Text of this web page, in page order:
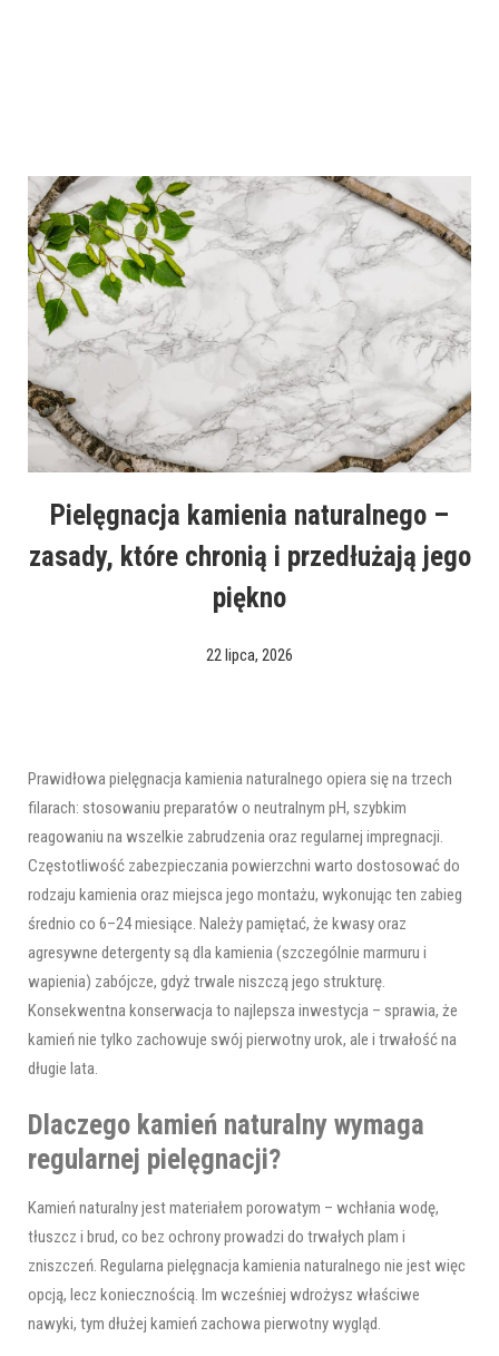
Pielęgnacja kamienia naturalnego –
zasady, które chronią i przedłużają jego
piękno
22 lipca, 2026
Prawidłowa pielęgnacja kamienia naturalnego opiera się na trzech
filarach: stosowaniu preparatów o neutralnym pH, szybkim
reagowaniu na wszelkie zabrudzenia oraz regularnej impregnacji.
Częstotliwość zabezpieczania powierzchni warto dostosować do
rodzaju kamienia oraz miejsca jego montażu, wykonując ten zabieg
średnio co 6–24 miesiące. Należy pamiętać, że kwasy oraz
agresywne detergenty są dla kamienia (szczególnie marmuru i
wapienia) zabójcze, gdyż trwale niszczą jego strukturę.
Konsekwentna konserwacja to najlepsza inwestycja – sprawia, że
kamień nie tylko zachowuje swój pierwotny urok, ale i trwałość na
długie lata.
Dlaczego kamień naturalny wymaga
regularnej pielęgnacji?
Kamień naturalny jest materiałem porowatym – wchłania wodę,
tłuszcz i brud, co bez ochrony prowadzi do trwałych plam i
zniszczeń. Regularna pielęgnacja kamienia naturalnego nie jest więc
opcją, lecz koniecznością. Im wcześniej wdrożysz właściwe
nawyki, tym dłużej kamień zachowa pierwotny wygląd.